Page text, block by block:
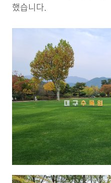
했습니다.